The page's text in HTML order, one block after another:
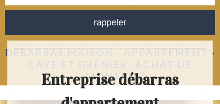
DÉBARRAS MAISON - APPARTEMENT -
CAVE ET GRENIER- ACHAT DE
MONTRE
Entreprise débarras